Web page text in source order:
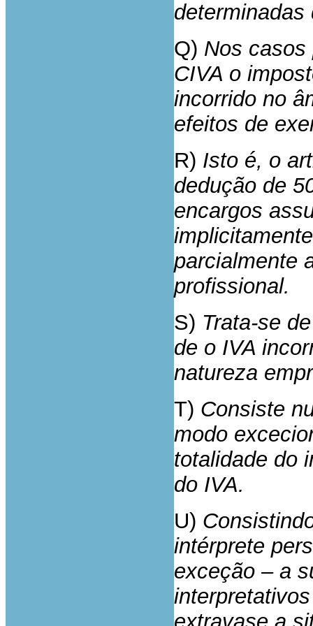
determinadas
Q) Nos casos
CIVA o
incorrido no
efeitos de
R) Isto é, o
dedução de
encargos
parcialmente
profissional.
S) Trata-se
de o IVA
natureza
T) Consiste
modo
totalidade do
do IVA.
U)
intérprete
exceção – a